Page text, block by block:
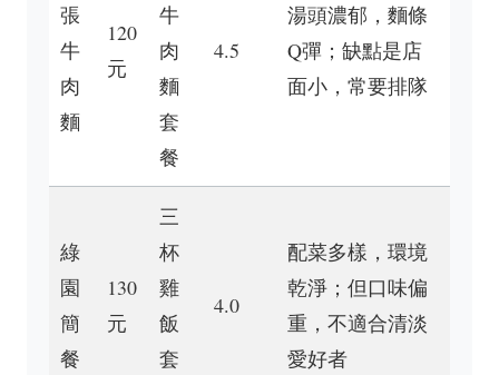
張
牛
肉
麵
120
元
牛
肉
麵
套
餐
4.5
湯頭濃郁，麵條
Q彈；缺點是店
面小，常要排隊
綠
園
簡
餐
130
元
三
杯
雞
飯
套
4.0
配菜多樣，環境
乾淨；但口味偏
重，不適合清淡
愛好者